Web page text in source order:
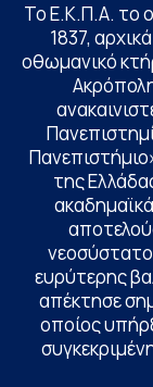
Το Ε.Κ.Π.Α. το
1837,
οθωμανικό
της
ευρύτερης
απέκτησε
οποίος